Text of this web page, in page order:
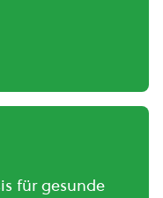
für gesunde